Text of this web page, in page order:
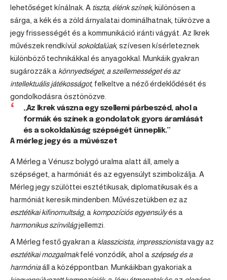
lehetőséget kínálnak. A tiszta, élénk színek, különösen a
sárga, a kék és a zöld árnyalatai dominálhatnak, tükrözve a
jegy frissességét és a kommunikáció iránti vágyát. Az Ikrek
művészek rendkívül sokoldalúak, szívesen kísérleteznek
különböző technikákkal és anyagokkal. Munkáik gyakran
sugározzák a könnyedséget, a szellemességet és az
intellektuális játékosságot, felkeltve a néző érdeklődését és
gondolkodásra ösztönözve.
„Az Ikrek vászna egy szellemi párbeszéd, ahol a
formák és színek a gondolatok gyors áramlását
és a sokoldalúság szépségét ünneplik.”
A mérleg jegy és a művészet
A Mérleg a Vénusz bolygó uralma alatt áll, amely a
szépséget, a harmóniát és az egyensúlyt szimbolizálja. A
Mérleg jegy szülöttei esztétikusak, diplomatikusak és a
harmóniát keresik mindenben. Művészetükben ez az
esztétikai kifinomultság, a kompozíciós egyensúlyés a
harmonikus színvilágjellemzi.
A Mérleg festő gyakran a klasszicista, impresszionistavagy az
esztétikai mozgalmakfelé vonzódik, ahol a szépség és a
harmóniaáll a középpontban. Munkáikban gyakoriak a